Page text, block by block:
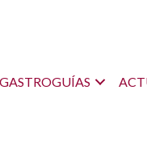
GASTROGUÍAS